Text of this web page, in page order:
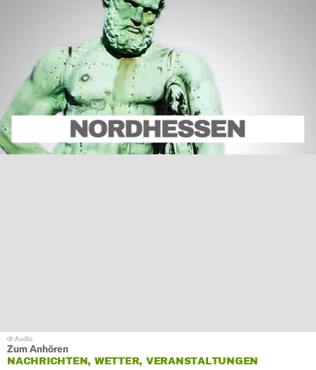
Zum Anhören
NACHRICHTEN, WETTER, VERANSTALTUNGEN